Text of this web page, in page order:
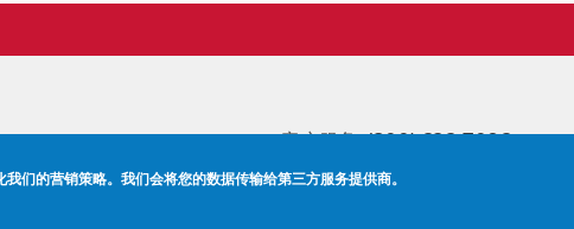
客户服务:(800) 626-7096
们的营销策略。我们会将您的数据传输给第三方服务提供商。